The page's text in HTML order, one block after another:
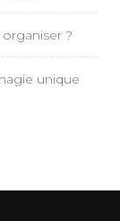
?
unique